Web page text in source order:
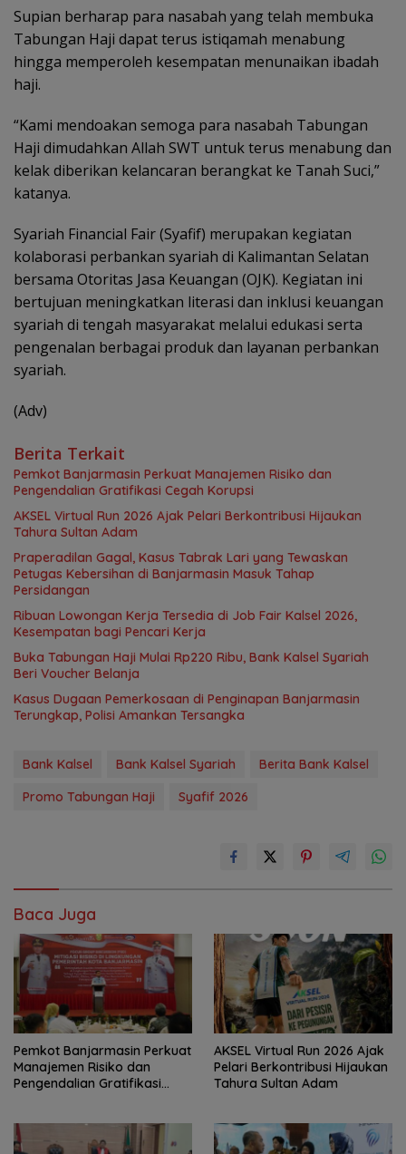
Supian berharap para nasabah yang telah membuka
Tabungan Haji dapat terus istiqamah menabung
hingga memperoleh kesempatan menunaikan ibadah
haji.
“Kami mendoakan semoga para nasabah Tabungan
Haji dimudahkan Allah SWT untuk terus menabung dan
kelak diberikan kelancaran berangkat ke Tanah Suci,”
katanya.
Syariah Financial Fair (Syafif) merupakan kegiatan
kolaborasi perbankan syariah di Kalimantan Selatan
bersama Otoritas Jasa Keuangan (OJK). Kegiatan ini
bertujuan meningkatkan literasi dan inklusi keuangan
syariah di tengah masyarakat melalui edukasi serta
pengenalan berbagai produk dan layanan perbankan
syariah.
(Adv)
Berita Terkait
Pemkot Banjarmasin Perkuat Manajemen Risiko dan
Pengendalian Gratifikasi Cegah Korupsi
AKSEL Virtual Run 2026 Ajak Pelari Berkontribusi Hijaukan
Tahura Sultan Adam
Praperadilan Gagal, Kasus Tabrak Lari yang Tewaskan
Petugas Kebersihan di Banjarmasin Masuk Tahap
Persidangan
Ribuan Lowongan Kerja Tersedia di Job Fair Kalsel 2026,
Kesempatan bagi Pencari Kerja
Buka Tabungan Haji Mulai Rp220 Ribu, Bank Kalsel Syariah
Beri Voucher Belanja
Kasus Dugaan Pemerkosaan di Penginapan Banjarmasin
Terungkap, Polisi Amankan Tersangka
Bank Kalsel Bank Kalsel Syariah
Berita Bank Kalsel
Promo Tabungan Haji
Syafif 2026
Baca Juga
Pemkot Banjarmasin Perkuat
Manajemen Risiko dan
Pengendalian Gratifikasi
AKSEL Virtual Run 2026 Ajak
Pelari Berkontribusi Hijaukan
Tahura Sultan Adam